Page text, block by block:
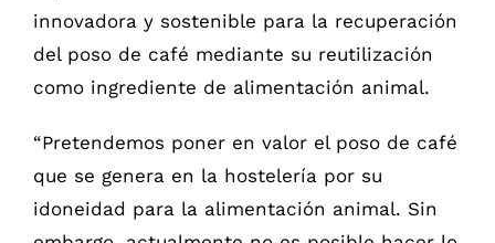
innovadora y sostenible para la recuperación
del poso de café mediante su reutilización
como ingrediente de alimentación animal.
“Pretendemos poner en valor el poso de café
que se genera en la hostelería por su
idoneidad para la alimentación animal. Sin